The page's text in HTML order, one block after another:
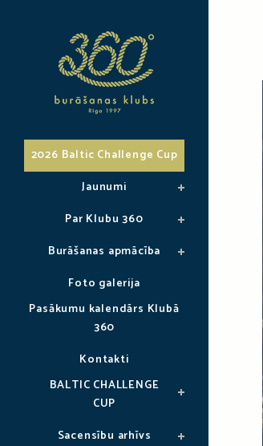
2026 Baltic Challenge Cup
Jaunumi
Par Klubu 360
Burāšanas apmācība
Foto galerija
Pasākumu kalendārs Klubā
360
Kontakti
BALTIC CHALLENGE
CUP
Sacensību arhīvs